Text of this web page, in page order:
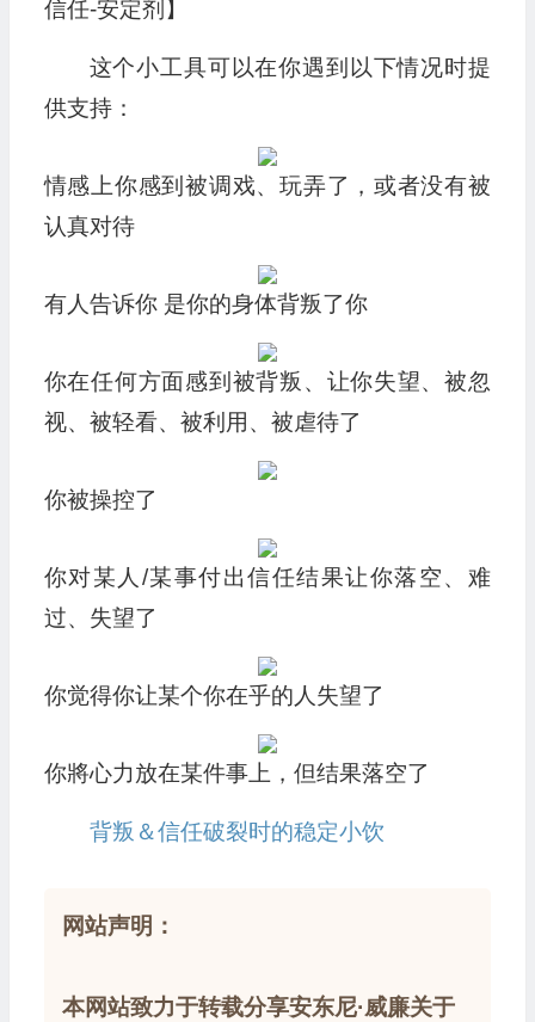
信任-安定剂】
这个小工具可以在你遇到以下情况时提
供支持：
情感上你感到被调戏、玩弄了，或者没有被
认真对待
有人告诉你 是你的身体背叛了你
你在任何方面感到被背叛、让你失望、被忽
视、被轻看、被利用、被虐待了
你被操控了
你对某人/某事付出信任结果让你落空、难
过、失望了
你觉得你让某个你在乎的人失望了
你將心力放在某件事上，但结果落空了
背叛＆信任破裂时的稳定小饮
网站声明：
本网站致力于转载分享安东尼·威廉关于